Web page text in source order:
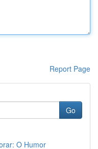
Report Page
Go
O Humor